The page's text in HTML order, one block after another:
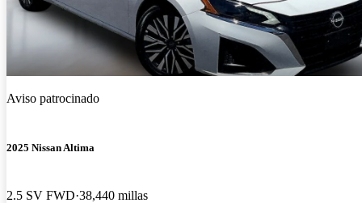
Aviso patrocinado
2025 Nissan Altima
2.5 SV FWD 38,440 millas